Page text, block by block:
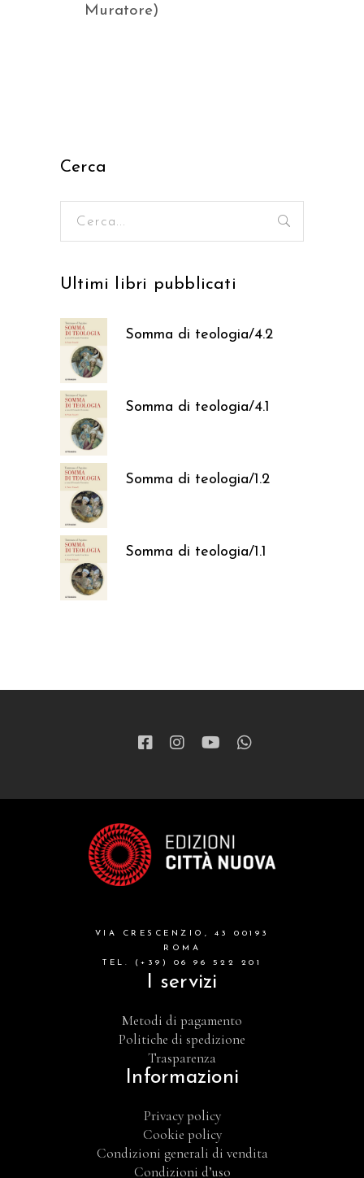
Muratore)
Cerca
Ultimi libri pubblicati
Somma di teologia/4.2
37,05€
Somma di teologia/4.1
37,05€
Somma di teologia/1.2
37,05€
Somma di teologia/1.1
37,05€
VIA CRESCENZIO, 43 00193
ROMA
TEL. (+39) 06 96 522 201
I servizi
Metodi di pagamento
Politiche di spedizione
Trasparenza
Informazioni
Privacy policy
Cookie policy
Condizioni generali di vendita
Condizioni d’uso